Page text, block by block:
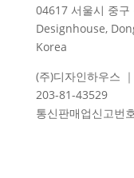
04617 서울시 중구
Designhouse,
Korea
(주)디자인하우스
203-81-43529
통신판매업신고번